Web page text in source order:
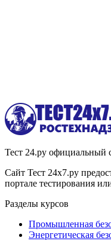
Тест 24.ру официальный
Сайт Тест 24х7.ру
портале тестирования
Разделы курсов
Промышленная
Энергетическая